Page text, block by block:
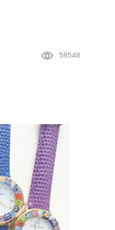
58548